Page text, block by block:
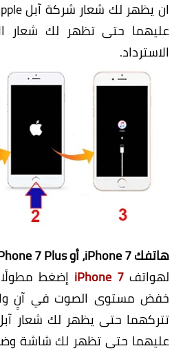
عليهما حتى تظهر لك شعار
الاسترداد.
هاتفك iPhone 7، أو iPhone 7 Plus:
لهواتف iPhone 7 إضغط مطولًا
خفض مستوى الصوت في آنٍ
تتركهما حتى يظهر لك شعار